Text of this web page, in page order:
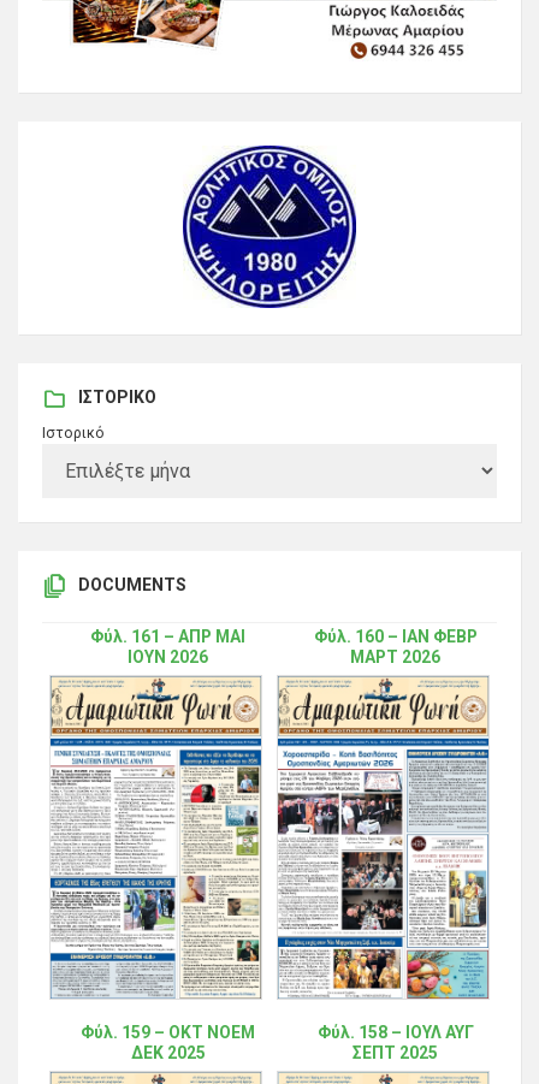
ΙΣΤΟΡΙΚΌ
Ιστορικό
DOCUMENTS
Φύλ. 161 – ΑΠΡ ΜΑΙ
ΙΟΥΝ 2026
Φύλ. 160 – ΙΑΝ ΦΕΒΡ
ΜΑΡΤ 2026
Φύλ. 159 – ΟΚΤ ΝΟΕΜ
ΔΕΚ 2025
Φύλ. 158 – ΙΟΥΛ ΑΥΓ
ΣΕΠΤ 2025